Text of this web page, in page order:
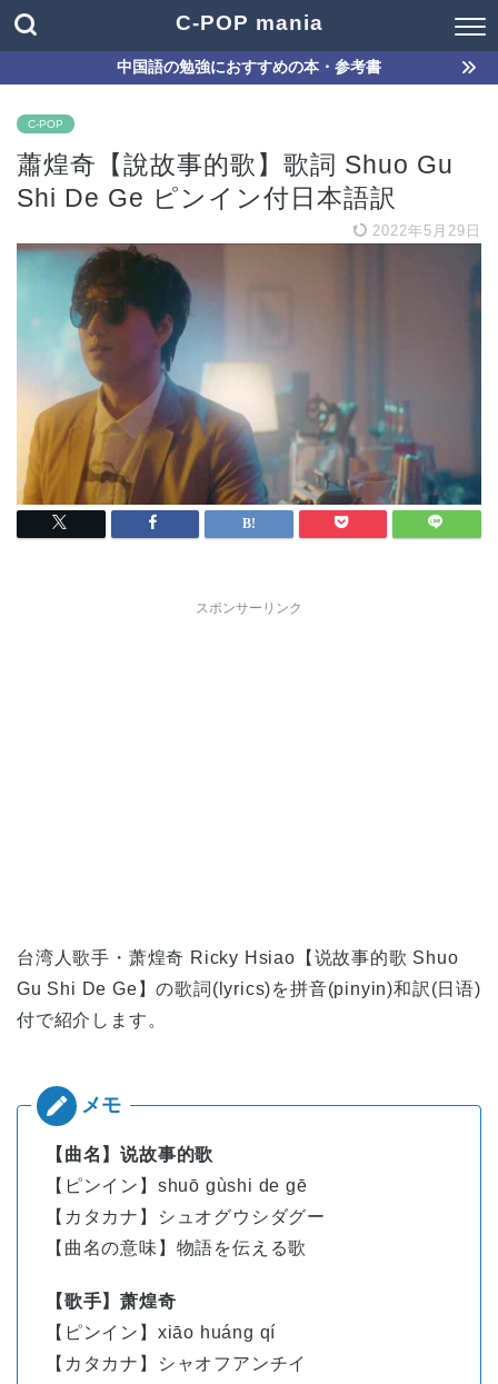
C-POP mania
中国語の勉強におすすめの本・参考書
C-POP
蕭煌奇【說故事的歌】歌詞 Shuo Gu
Shi De Ge ピンイン付日本語訳
2022年5月29日
スポンサーリンク
台湾人歌手・萧煌奇 Ricky Hsiao【说故事的歌 Shuo
Gu Shi De Ge】の歌詞(lyrics)を拼音(pinyin)和訳(日语)
付で紹介します。
【曲名】说故事的歌
【ピンイン】shuō gùshi de gē
【カタカナ】シュオグウシダグー
【曲名の意味】物語を伝える歌
【歌手】萧煌奇
【ピンイン】 xiāo huáng qí
【カタカナ】シャオフアンチイ